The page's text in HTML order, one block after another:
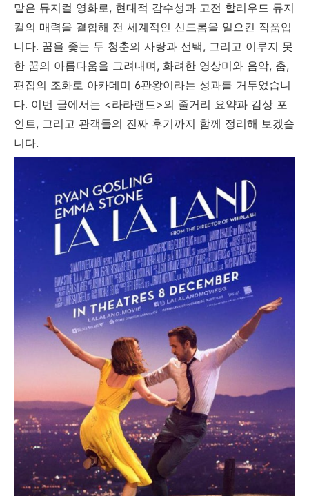
맡은 뮤지컬 영화로, 현대적 감수성과 고전 할리우드 뮤지
컬의 매력을 결합해 전 세계적인 신드롬을 일으킨 작품입
니다. 꿈을 좇는 두 청춘의 사랑과 선택, 그리고 이루지 못
한 꿈의 아름다움을 그려내며, 화려한 영상미와 음악, 춤,
편집의 조화로 아카데미 6관왕이라는 성과를 거두었습니
다. 이번 글에서는 <라라랜드>의 줄거리 요약과 감상 포
인트, 그리고 관객들의 진짜 후기까지 함께 정리해 보겠습
니다.